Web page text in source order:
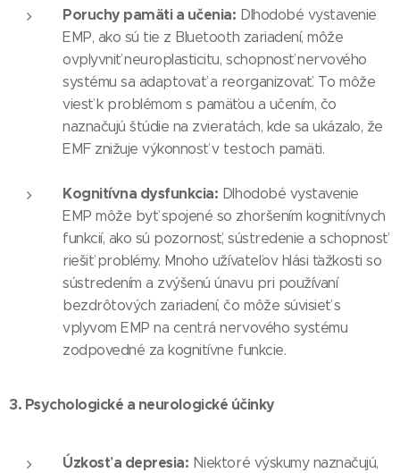
Poruchy pamäti a učenia: Dlhodobé vystavenie
EMP, ako sú tie z Bluetooth zariadení, môže
ovplyvniť neuroplasticitu, schopnosť nervového
systému sa adaptovať a reorganizovať. To môže
viesť k problémom s pamäťou a učením, čo
naznačujú štúdie na zvieratách, kde sa ukázalo, že
EMF znižuje výkonnosť v testoch pamäti.
Kognitívna dysfunkcia: Dlhodobé vystavenie
EMP môže byť spojené so zhoršením kognitívnych
funkcií, ako sú pozornosť, sústredenie a schopnosť
riešiť problémy. Mnoho užívateľov hlási ťažkosti so
sústredením a zvýšenú únavu pri používaní
bezdrôtových zariadení, čo môže súvisieť s
vplyvom EMP na centrá nervového systému
zodpovedné za kognitívne funkcie.
3. Psychologické a neurologické účinky
Úzkosť a depresia: Niektoré výskumy naznačujú,